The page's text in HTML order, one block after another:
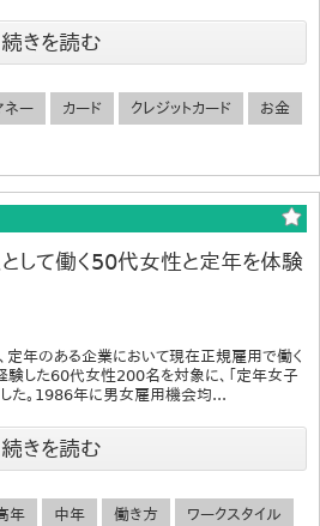
続きを読む
ネー カード クレジットカード お金
して働く50代女性と定年を体験
定年のある企業において現在正規雇用で働く
した60代女性200名を対象に、「定年女子
した。1986年に男女雇用機会均...
続きを読む
年 中年 働き方 ワークスタイル